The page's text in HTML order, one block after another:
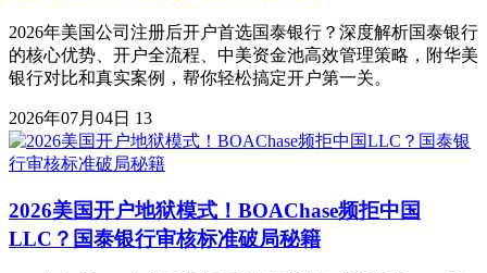
2026年美国公司注册后开户首选国泰银行？深度解析国泰银行
的核心优势、开户全流程、中美资金池高效管理策略，附华美
银行对比和真实案例，帮你轻松搞定开户第一关。
2026年07月04日 13
2026美国开户地狱模式！BOAChase频拒中国
LLC？国泰银行审核标准破局秘籍